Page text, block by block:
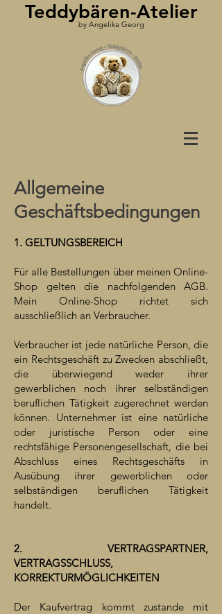
Teddybären-Atelier
by Angelika Georg
Allgemeine
Geschäftsbedingungen
1. GELTUNGSBEREICH
Für alle Bestellungen über meinen Online-
Shop gelten die nachfolgenden AGB.
Mein Online-Shop richtet sich
ausschließlich an Verbraucher.
Verbraucher ist jede natürliche Person, die
ein Rechtsgeschäft zu Zwecken abschließt,
die überwiegend weder ihrer
gewerblichen noch ihrer selbständigen
beruflichen Tätigkeit zugerechnet werden
können. Unternehmer ist eine natürliche
oder juristische Person oder eine
rechtsfähige Personengesellschaft, die bei
Abschluss eines Rechtsgeschäfts in
Ausübung ihrer gewerblichen oder
selbständigen beruflichen Tätigkeit
handelt.
2. VERTRAGSPARTNER,
VERTRAGSSCHLUSS,
KORREKTURMÖGLICHKEITEN
Der Kaufvertrag kommt zustande mit